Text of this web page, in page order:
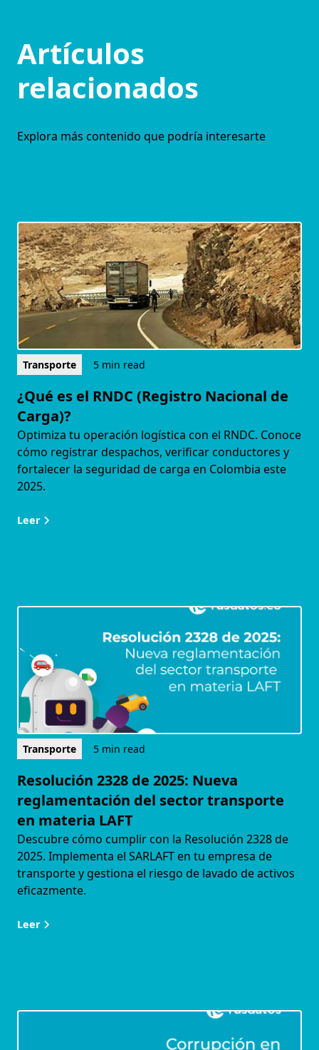
Artículos
relacionados
Explora más contenido que podría interesarte
Transporte 5 min read
¿Qué es el RNDC (Registro Nacional de
Carga)?
Optimiza tu operación logística con el RNDC. Conoce
cómo registrar despachos, verificar conductores y
fortalecer la seguridad de carga en Colombia este
2025.
Leer
Transporte 5 min read
Resolución 2328 de 2025: Nueva
reglamentación del sector transporte
en materia LAFT
Descubre cómo cumplir con la Resolución 2328 de
2025. Implementa el SARLAFT en tu empresa de
transporte y gestiona el riesgo de lavado de activos
eficazmente.
Leer